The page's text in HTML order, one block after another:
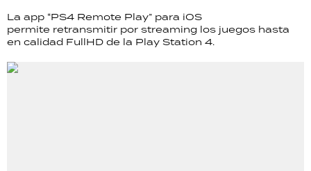
La app “PS4 Remote Play” para iOS
permite retransmitir por streaming los juegos hasta
en calidad FullHD de la Play Station 4.